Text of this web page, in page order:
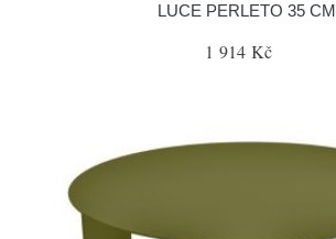
LUCE PERLETO 35 CM
1 914 Kč